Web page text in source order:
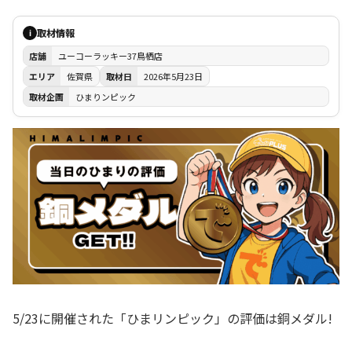
i 取材情報
店舗
ユーコーラッキー37鳥栖店
エリア
佐賀県 取材日
2026年5月23日
取材企画
ひまりンピック
5/23に開催された「ひまリンピック」の評価は銅メダル!